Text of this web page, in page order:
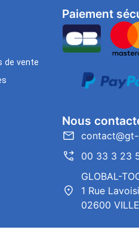
de vente
Paiement
Nous
00 33 3 23
GLOBAL-
1 Rue
02600